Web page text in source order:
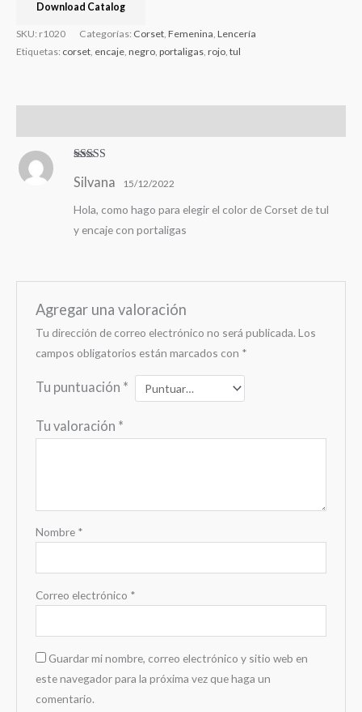
Download Catalog
SKU: r1020 Categorías: Corset, Femenina, Lencería
Etiquetas: corset, encaje, negro, portaligas, rojo, tul
5de 5
Silvana 15/12/2022
Hola, como hago para elegir el color de Corset de tul
y encaje con portaligas
Agregar una valoración
Tu dirección de correo electrónico no será publicada. Los
campos obligatorios están marcados con *
Tu puntuación *
Tu valoración *
Nombre *
Correo electrónico *
Guardar mi nombre, correo electrónico y sitio web en
este navegador para la próxima vez que haga un
comentario.